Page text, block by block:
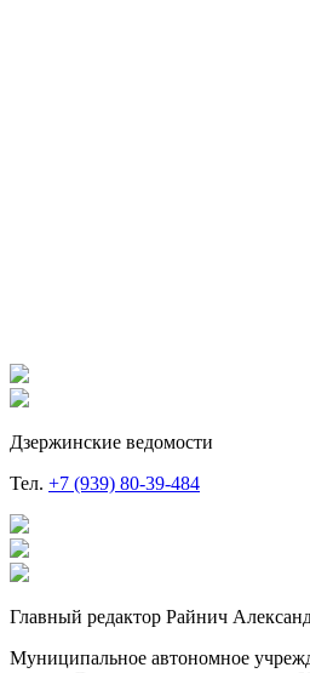
Дзержинские ведомости
Тел. +7 (939) 80-39-484
Главный редактор Райнич
Муниципальное автономное